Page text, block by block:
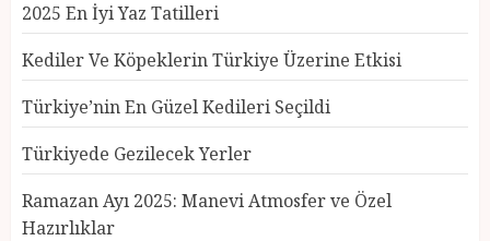
2025 En İyi Yaz Tatilleri
Kediler Ve Köpeklerin Türkiye Üzerine Etkisi
Türkiye’nin En Güzel Kedileri Seçildi
Türkiyede Gezilecek Yerler
Ramazan Ayı 2025: Manevi Atmosfer ve Özel
Hazırlıklar
Türkiye’nin En Güzel Kedileri
Seçildi
12 MART 2025